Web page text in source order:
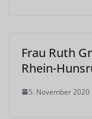
Frau Ruth
Rhein-
5. November 2020